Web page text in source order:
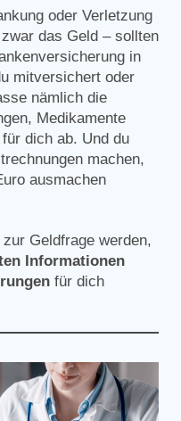
oder Verletzung
das Geld – sollten
in
mitversichert oder
nämlich die
Medikamente
dich ab. Und du
machen,
ausmachen
Geldfrage werden,
Informationen
für dich